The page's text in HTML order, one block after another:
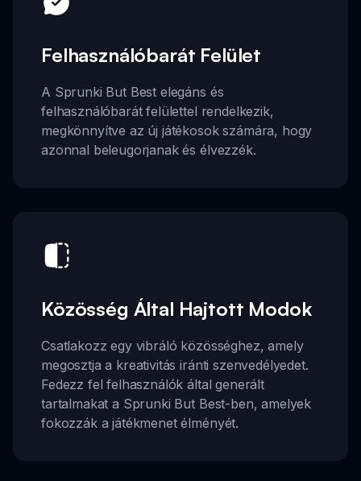
Felhasználóbarát Felület
A Sprunki But Best elegáns és
felhasználóbarát felülettel rendelkezik,
megkönnyítve az új játékosok számára, hogy
azonnal beleugorjanak és élvezzék.
Közösség Által Hajtott Modok
Csatlakozz egy vibráló közösséghez, amely
megosztja a kreativitás iránti szenvedélyedet.
Fedezz fel felhasználók által generált
tartalmakat a Sprunki But Best-ben, amelyek
fokozzák a játékmenet élményét.